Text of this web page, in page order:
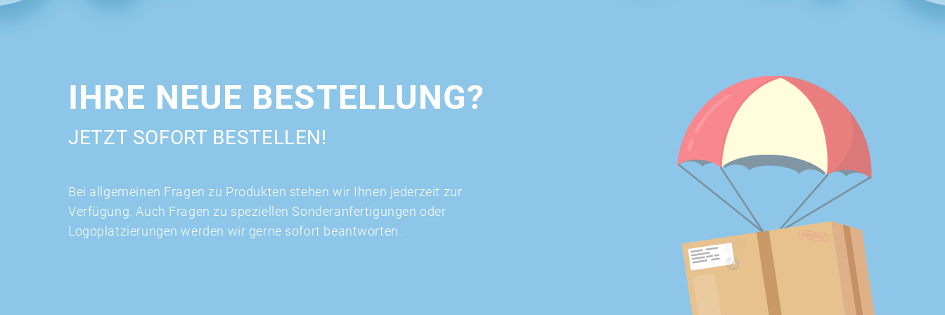
IHRE NEUE BESTELLUNG?
JETZT SOFORT BESTELLEN!
Bei allgemeinen Fragen zu Produkten stehen wir Ihnen jederzeit zur
Verfügung. Auch Fragen zu speziellen Sonderanfertigungen oder
Logoplatzierungen werden wir gerne sofort beantworten.